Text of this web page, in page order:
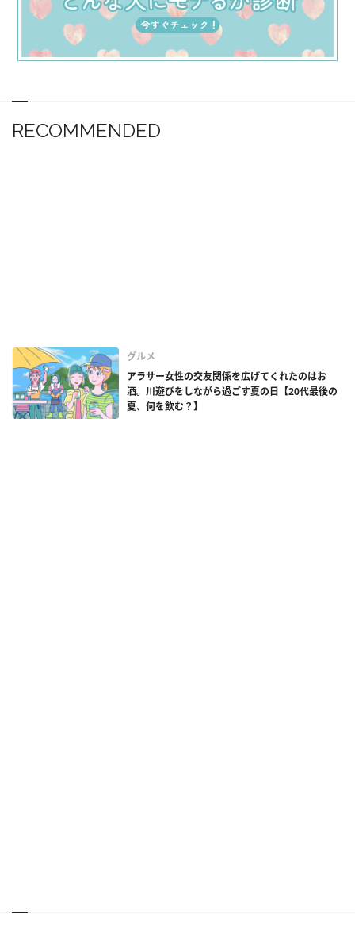
RECOMMENDED
グルメ
アラサー女性の交友関係を広げてくれたのはお
酒。川遊びをしながら過ごす夏の日【20代最後の
夏、何を飲む？】